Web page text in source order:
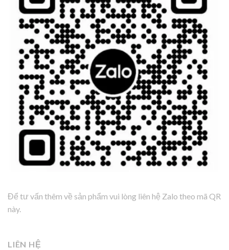
Để tư vấn thêm về sản phẩm vui lòng liên hệ Zalo theo mã QR
này.
LIÊN HỆ